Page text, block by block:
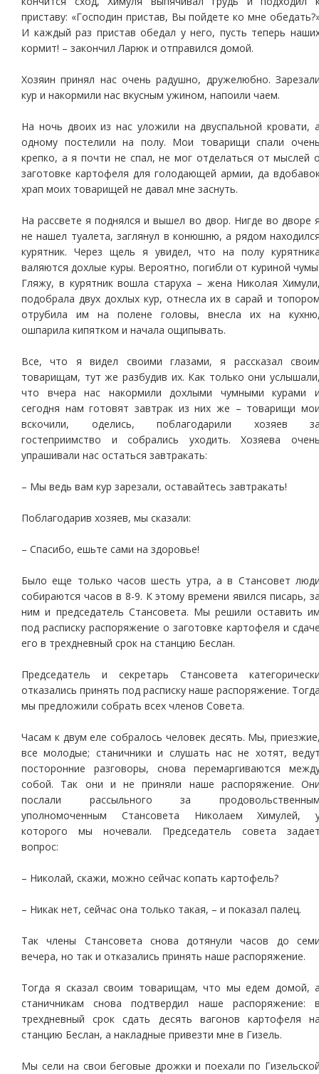
приставу: «Господин пристав, Вы пойдете ко мне
И каждый раз пристав обедал у него, пусть теперь
кормит! – закончил Ларюк и отправился домой.
Хозяин принял нас очень радушно, дружелюбно.
кур и накормили нас вкусным ужином, напоили чаем.
На ночь двоих из нас уложили на двуспальной кровати,
одному постелили на полу. Мои товарищи спали
крепко, а я почти не спал, не мог отделаться от мыслей
заготовке картофеля для голодающей армии, да
храп моих товарищей не давал мне заснуть.
На рассвете я поднялся и вышел во двор. Нигде во дворе
не нашел туалета, заглянул в конюшню, а рядом
курятник. Через щель я увидел, что на полу
валяются дохлые куры. Вероятно, погибли от куриной
Гляжу, в курятник вошла старуха – жена Николая
подобрала двух дохлых кур, отнесла их в сарай и
отрубила им на полене головы, внесла их на
ошпарила кипятком и начала ощипывать.
Все, что я видел своими глазами, я рассказал
товарищам, тут же разбудив их. Как только они
что вчера нас накормили дохлыми чумными курами
сегодня нам готовят завтрак из них же – товарищи
вскочили, оделись, поблагодарили хозяев
гостеприимство и собрались уходить. Хозяева
упрашивали нас остаться завтракать:
– Мы ведь вам кур зарезали, оставайтесь завтракать!
Поблагодарив хозяев, мы сказали:
– Спасибо, ешьте сами на здоровье!
Было еще только часов шесть утра, а в Стансовет
собираются часов в 8-9. К этому времени явился писарь,
ним и председатель Стансовета. Мы решили оставить
под расписку распоряжение о заготовке картофеля и
его в трехдневный срок на станцию Беслан.
Председатель и секретарь Стансовета
отказались принять под расписку наше распоряжение.
мы предложили собрать всех членов Совета.
Часам к двум еле собралось человек десять. Мы,
все молодые; станичники и слушать нас не хотят,
посторонние разговоры, снова перемаргиваются
собой. Так они и не приняли наше распоряжение.
послали рассыльного за
уполномоченным Стансовета Николаем Химулей,
которого мы ночевали. Председатель совета
вопрос:
– Николай, скажи, можно сейчас копать картофель?
– Никак нет, сейчас она только такая, – и показал палец.
Так члены Стансовета снова дотянули часов до
вечера, но так и отказались принять наше распоряжение.
Тогда я сказал своим товарищам, что мы едем домой,
станичникам снова подтвердил наше распоряжение:
трехдневный срок сдать десять вагонов картофеля
станцию Беслан, а накладные привезти мне в Гизель.
Мы сели на свои беговые дрожки и поехали по